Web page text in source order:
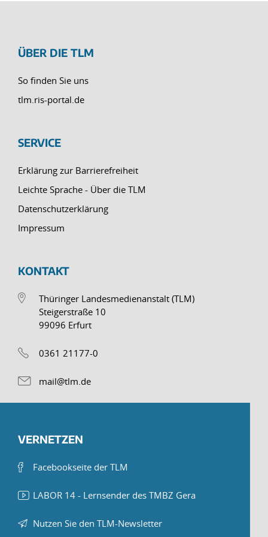
ÜBER DIE TLM
So finden Sie uns
tlm.ris-portal.de
SERVICE
Erklärung zur Barrierefreiheit
Leichte Sprache - Über die TLM
Datenschutzerklärung
Impressum
KONTAKT
Thüringer Landesmedienanstalt (TLM)
Steigerstraße 10
99096 Erfurt
0361 21177-0
mail@tlm.de
VERNETZEN
Facebookseite der TLM
LABOR 14 - Lernsender des TMBZ Gera
Nutzen Sie den TLM-Newsletter